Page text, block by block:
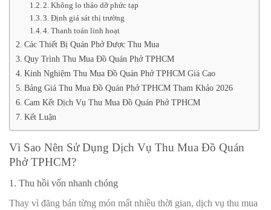
2. Không lo tháo dỡ phức tạp
3. Định giá sát thị trường
4. Thanh toán linh hoạt
Các Thiết Bị Quán Phở Được Thu Mua
Quy Trình Thu Mua Đồ Quán Phở TPHCM
Kinh Nghiệm Thu Mua Đồ Quán Phở TPHCM Giá Cao
Bảng Giá Thu Mua Đồ Quán Phở TPHCM Tham Khảo 2026
Cam Kết Dịch Vụ Thu Mua Đồ Quán Phở TPHCM
Kết Luận
Vì Sao Nên Sử Dụng Dịch Vụ Thu Mua Đồ Quán
Phở TPHCM?
1. Thu hồi vốn nhanh chóng
Thay vì đăng bán từng món mất nhiều thời gian, dịch vụ thu mua